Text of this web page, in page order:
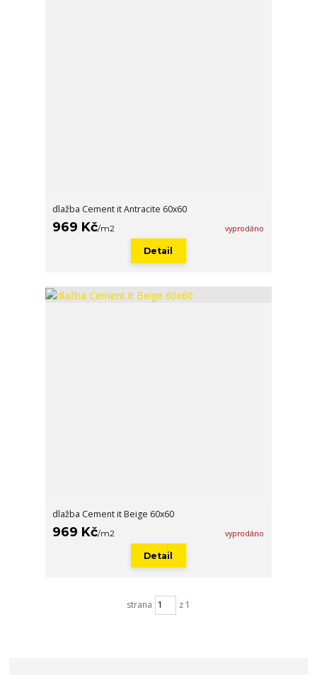
dlažba Cement it Antracite 60x60
969 Kč/m2 vyprodáno
Detail
dlažba Cement it Beige 60x60
969 Kč/m2 vyprodáno
Detail
strana z 1